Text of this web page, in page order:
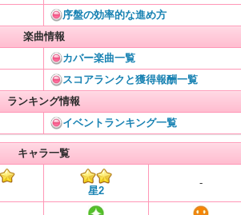
序盤の効率的な進め方
楽曲情報
カバー楽曲一覧
スコアランクと獲得報酬一覧
ランキング情報
イベントランキング一覧
キャラ一覧
星2
-